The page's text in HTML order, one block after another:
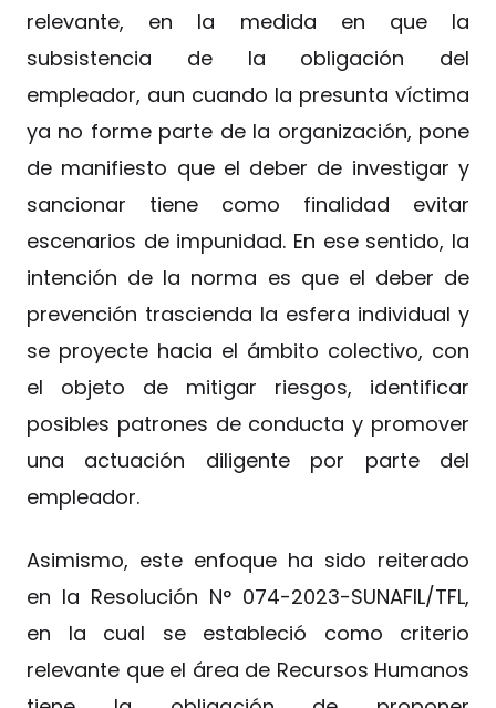
relevante, en la medida en que la
subsistencia de la obligación del
empleador, aun cuando la presunta víctima
ya no forme parte de la organización, pone
de manifiesto que el deber de investigar y
sancionar tiene como finalidad evitar
escenarios de impunidad. En ese sentido, la
intención de la norma es que el deber de
prevención trascienda la esfera individual y
se proyecte hacia el ámbito colectivo, con
el objeto de mitigar riesgos, identificar
posibles patrones de conducta y promover
una actuación diligente por parte del
empleador.
Asimismo, este enfoque ha sido reiterado
en la Resolución N° 074-2023-SUNAFIL/TFL,
en la cual se estableció como criterio
relevante que el área de Recursos Humanos